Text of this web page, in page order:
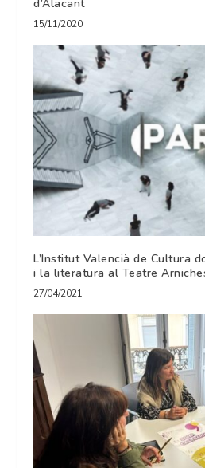
d’Alacant
15/11/2020
L’Institut Valencià de Cultura
i la literatura al Teatre
27/04/2021